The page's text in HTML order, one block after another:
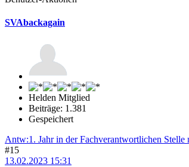
SVAbackagain
Helden Mitglied
Beiträge: 1.381
Gespeichert
Antw:1. Jahr in der Fachverantwortlichen Stelle
#15
13.02.2023 15:31